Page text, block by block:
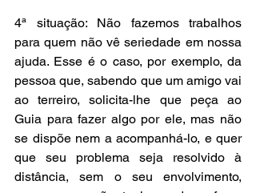
4ª situação: Não fazemos trabalhos
para quem não vê seriedade em nossa
ajuda. Esse é o caso, por exemplo, da
pessoa que, sabendo que um amigo vai
ao terreiro, solicita-lhe que peça ao
Guia para fazer algo por ele, mas não
se dispõe nem a acompanhá-lo, e quer
que seu problema seja resolvido à
distância, sem o seu envolvimento,